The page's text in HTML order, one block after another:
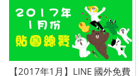
【2017年1月】LINE 國外免費